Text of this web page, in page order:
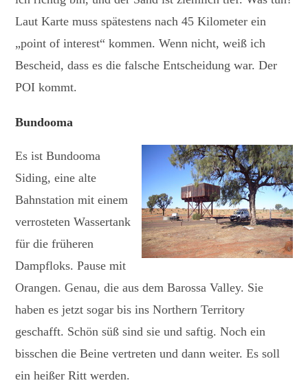
Laut Karte muss spätestens nach 45 Kilometer ein
„point of interest“ kommen. Wenn nicht, weiß ich
Bescheid, dass es die falsche Entscheidung war. Der
POI kommt.
Bundooma
Es ist Bundooma
Siding, eine alte
Bahnstation mit einem
verrosteten Wassertank
für die früheren
Dampfloks. Pause mit
Orangen. Genau, die aus dem Barossa Valley. Sie
haben es jetzt sogar bis ins Northern Territory
geschafft. Schön süß sind sie und saftig. Noch ein
bisschen die Beine vertreten und dann weiter. Es soll
ein heißer Ritt werden.